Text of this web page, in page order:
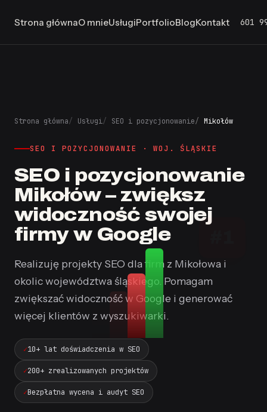
Strona głównaO mnieUsługiPortfolioBlogKontakt 601
Strona główna Usługi SEO i pozycjonowanie Mikołów
SEO I POZYCJONOWANIE · WOJ. ŚLĄSKIE
SEO i pozycjonowanie
Mikołów – zwiększ
widoczność swojej
firmy w Google
Realizuję projekty SEO dla firm z Mikołowa i
okolic województwa śląskiego. Pomagam
zwiększać widoczność w Google i generować
więcej klientów z wyszukiwarki.
10+ lat doświadczenia w SEO
200+ zrealizowanych projektów
Bezpłatna wycena i audyt SEO